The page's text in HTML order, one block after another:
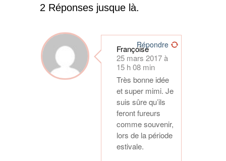
2 Réponses jusque là.
Françoise
25 mars 2017 à
15 h 08 min
Très bonne idée
et super mimi. Je
suis sûre qu’ils
feront fureurs
comme souvenir,
lors de la période
estivale.
Répondre